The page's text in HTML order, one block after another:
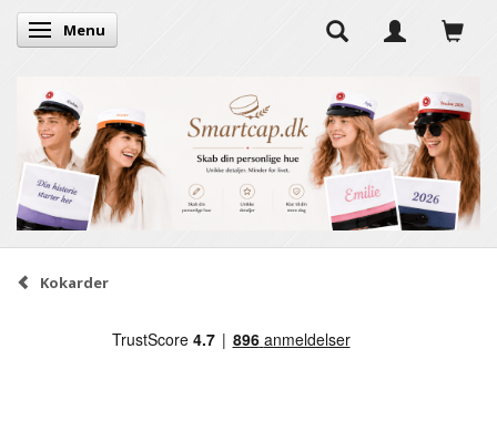
Skifte navigation
Menu
Kokarder